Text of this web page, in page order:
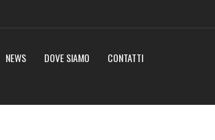
NEWS DOVE SIAMO CONTATTI